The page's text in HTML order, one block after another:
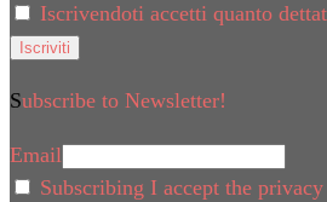
Iscrivendoti accetti quanto
Subscribe to Newsletter!
Email
Subscribing I accept the